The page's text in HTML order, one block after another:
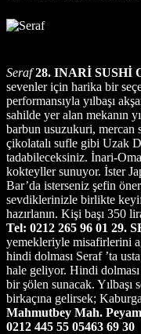
Seraf28. INARİ SUSHİ
sevenler için harika bir
performansıyla yılbaşı
sahilde yer alan mekanın
barbun usuzukuri, mercan
çikolatalı sufle gibi Uzak
tadabileceksiniz. İnari-
kokteyller sunuyor. İster
Bar’da isterseniz şefin
sevdiklerinizle birlikte
hazırlanın. Kişi başı 350
Tel: 0212 265 96 01 29.
yemekleriyle misafirlerini
hindi dolması Seraf ’ta
hale geliyor. Hindi
bir şölen sunacak. Yılbaşı
birkaçına gelirsek;
Mahmutbey Mah.
0212 445 55 05463 69 30